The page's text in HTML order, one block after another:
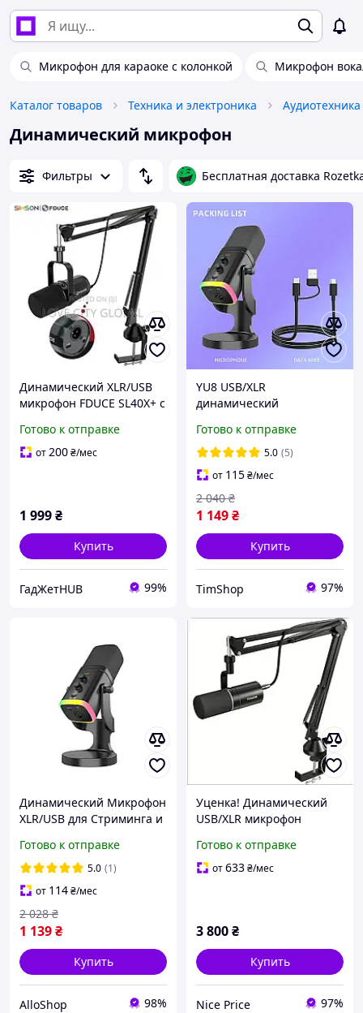
Микрофон для караоке с колонкой Микрофон
Каталог товаров Техника и электроника
Динамический микрофон
Фильтры Бесплатная доставка
Динамический XLR/USB
микрофон FDUCE SL40X+ с
ПК PS5
Готово к отправке
от200₴/мес
1 999₴
Купить
ГадЖетHUB 99%
YU8 USB/XLR
динамический
для ПК и стримов, с
шумоподавлением и RGB
Готово к отправке
5.0 (5)
от 115₴/мес
1 149₴
2 040 ₴
Купить
TimShop 97%
Динамический Микрофон
XLR/USB для Стриминга и
Разъем для Наушников
Настольная Подставка
для PC П
Готово к отправке
5.0 (1)
от 114₴/мес
1 139₴
2 028 ₴
Купить
AlloShop 98%
Уценка! Динамический
USB/XLR микрофон
Готово к отправке
от633₴/мес
3 800₴
Купить
Nice Price 97%